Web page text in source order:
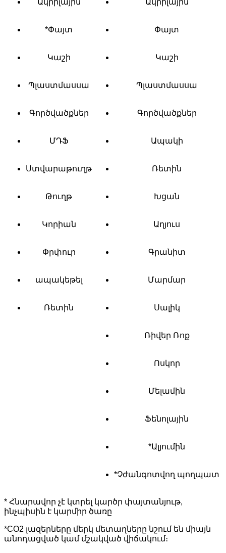
Ակրիլային Ակրիլային
*Փայտ Փայտ
Կաշի Կաշի
Պլաստմասսա Պլաստմասսա
Գործվածքներ Գործվածքներ
ՄԴՖ Ապակի
Ստվարաթուղթ Ռետին
Թուղթ Խցան
Կորիան Աղյուս
Փրփուր Գրանիտ
ապակեթել Մարմար
Ռետին Սալիկ
Ռիվեր Ռոք
Ոսկոր
Մելամին
Ֆենոլային
*Ալյումին
*Չժանգոտվող պողպատ
* Հնարավոր չէ կտրել կարծր փայտանյութ,
ինչպիսին է կարմիր ծառը
*CO2 լազերները մերկ մետաղները նշում են միայն
անոդացված կամ մշակված վիճակում։